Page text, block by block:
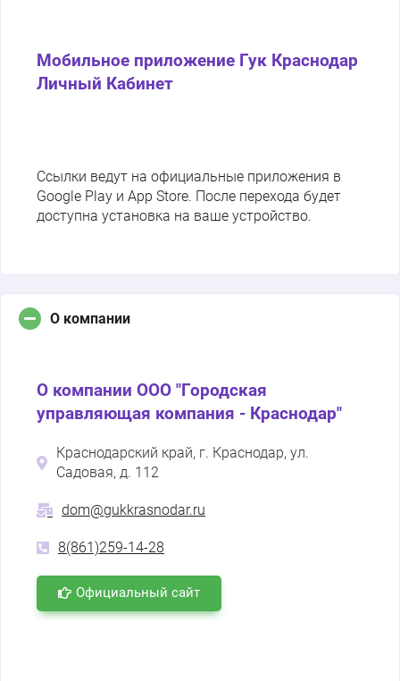
Мобильное приложение Гук Краснодар
Личный Кабинет
Ссылки ведут на официальные приложения в
Google Play и App Store. После перехода будет
доступна установка на ваше устройство.
О компании
О компании ООО "Городская
управляющая компания - Краснодар"
Краснодарский край, г. Краснодар, ул.
Садовая, д. 112
dom@gukkrasnodar.ru
8(861)259-14-28
Официальный сайт